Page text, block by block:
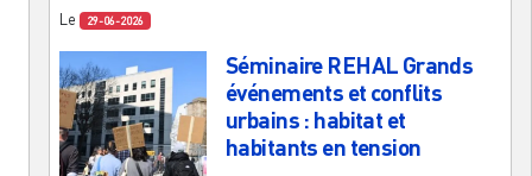
Le 29-06-2026
Séminaire REHAL Grands
événements et conflits
urbains : habitat et
habitants en tension